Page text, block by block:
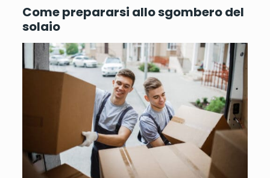
Come prepararsi allo sgombero del
solaio